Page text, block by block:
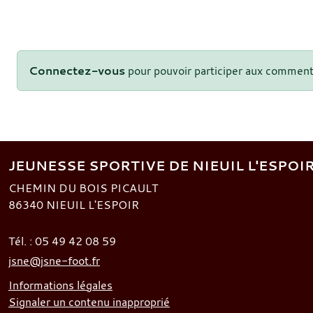
Connectez-vous pour pouvoir participer aux
JEUNESSE SPORTIVE DE NIEUIL
CHEMIN DU BOIS PICAULT
86340 NIEUIL L'ESPOIR
Tél. : 05 49 42 08 59
jsne@jsne-foot.fr
Informations légales
Signaler un contenu inapproprié